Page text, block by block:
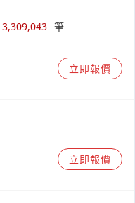
3,309,043 筆
立即報價
立即報價